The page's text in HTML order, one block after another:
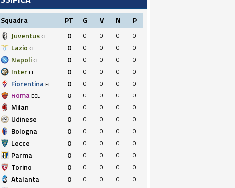
Squadra PT G V N P
Juventus CL 0 0 0 0
0
Lazio CL 0 0 0 0
0
Napoli CL 0 0 0 0
0
Inter CL 0 0 0 0
0
Fiorentina EL 0 0 0 0
0
Roma ECL 0 0 0 0
0
Milan 0 0 0 0
0
Udinese 0 0 0 0
0
Bologna 0 0 0 0
0
Lecce 0 0 0 0
0
Parma 0 0 0 0
0
Torino 0 0 0 0
0
Atalanta 0 0 0 0
0